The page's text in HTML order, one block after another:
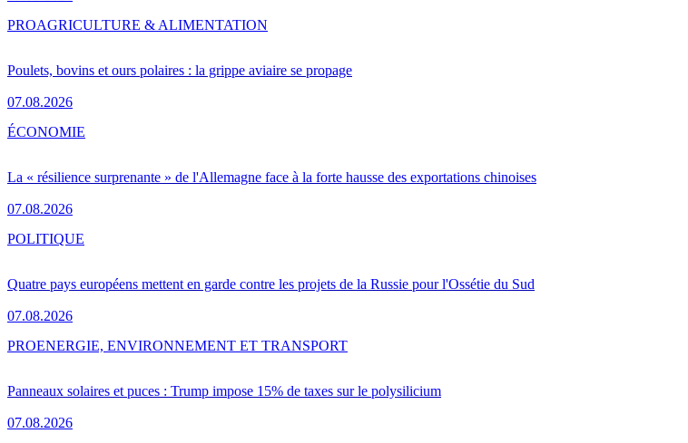
Poulets, bovins et ours polaires : la grippe aviaire se propage
07.08.2026
PROAGRICULTURE & ALIMENTATION
La « résilience surprenante » de l'Allemagne face à la forte hausse des exportations chinoises
07.08.2026
ÉCONOMIE
Quatre pays européens mettent en garde contre les projets de la Russie pour l'Ossétie du Sud
07.08.2026
POLITIQUE
Panneaux solaires et puces : Trump impose 15% de taxes sur le polysilicium
07.08.2026
PROENERGIE, ENVIRONNEMENT ET TRANSPORT